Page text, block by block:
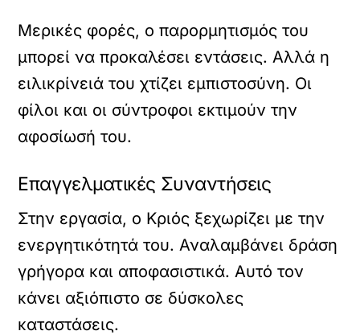
Μερικές φορές, ο παρορμητισμός του
μπορεί να προκαλέσει εντάσεις. Αλλά η
ειλικρίνειά του χτίζει εμπιστοσύνη. Οι
φίλοι και οι σύντροφοι εκτιμούν την
αφοσίωσή του.
Επαγγελματικές Συναντήσεις
Στην εργασία, ο Κριός ξεχωρίζει με την
ενεργητικότητά του. Αναλαμβάνει δράση
γρήγορα και αποφασιστικά. Αυτό τον
κάνει αξιόπιστο σε δύσκολες
καταστάσεις.